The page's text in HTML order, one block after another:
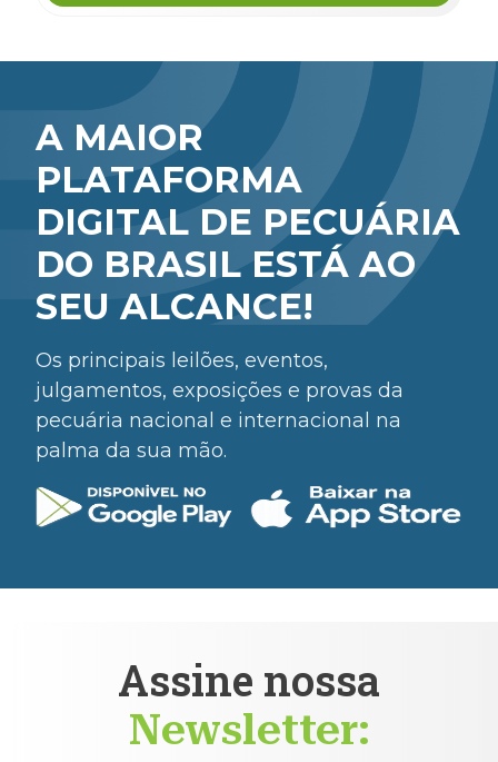
A MAIOR
PLATAFORMA
DIGITAL DE PECUÁRIA
DO BRASIL ESTÁ AO
SEU ALCANCE!
Os principais leilões, eventos,
julgamentos, exposições e provas da
pecuária nacional e internacional na
palma da sua mão.
Assine nossa
Newsletter: